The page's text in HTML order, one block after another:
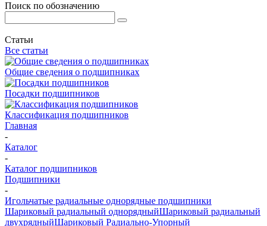
Поиск по обозначению
Статьи
Все статьи
Общие сведения о подшипниках
Посадки подшипников
Классификация подшипников
Главная
-
Каталог
-
Каталог подшипников
Подшипники
-
Игольчатые радиальные однорядные подшипники
Шариковый радиальный однорядныйШариковый радиальный
двухрядныйШариковый Радиально-Упорный